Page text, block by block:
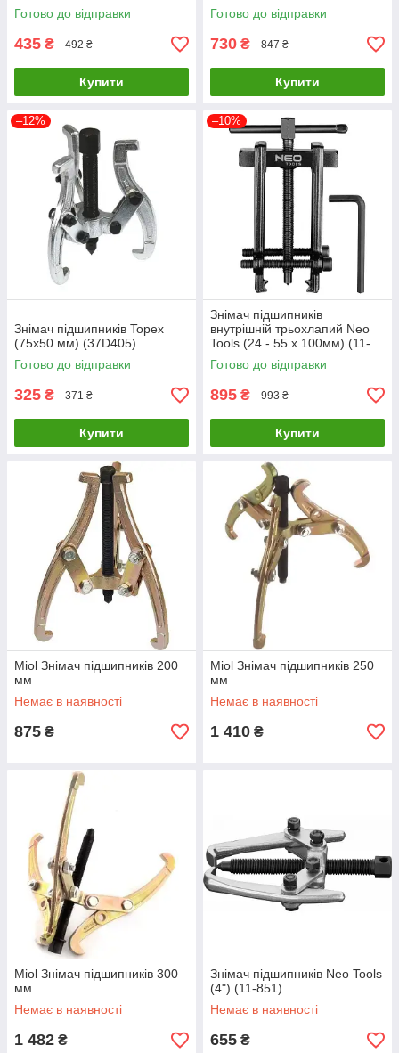
Готово до відправки
435 ₴ 492 ₴
Купити
Готово до відправки
730 ₴ 847 ₴
Купити
–12%
Знімач підшипників Topex
(75х50 мм) (37D405)
Готово до відправки
325 ₴ 371 ₴
Купити
–10%
Знімач підшипників
внутрішній трьохлапий Neo
Tools (24 - 55 x 100мм) (11-
813)
Готово до відправки
895 ₴ 993 ₴
Купити
Miol Знімач підшипників 200
мм
Немає в наявності
875 ₴
Miol Знімач підшипників 250
мм
Немає в наявності
1 410 ₴
Miol Знімач підшипників 300
мм
Немає в наявності
1 482 ₴
Знімач підшипників Neo Tools
(4") (11-851)
Немає в наявності
655 ₴